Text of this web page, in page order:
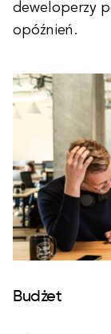
deweloperzy
opóźnień.
Budżet